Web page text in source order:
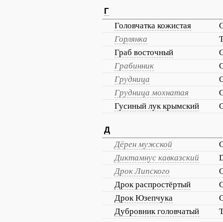
Г
Головчатка кожистая
Горлянка
Граб восточный
Грабинник
Грудница
Грудница мохнатая
Гусиный лук крымский
Д
Дёрен мужской
Диктамнус кавказский
Дрок Липского
Дрок распростёртый
Дрок Юзепчука
Дубровник головчатый